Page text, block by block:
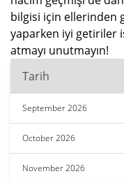
bilgisi için ellerinden
yaparken iyi getiriler
atmayı unutmayın!
Tarih
September 2026
October 2026
November 2026